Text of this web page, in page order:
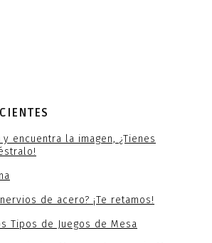
encuentra la imagen, ¿Tienes
de acero? ¡Te retamos!
Tipos de Juegos de Mesa